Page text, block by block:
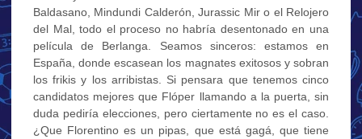
Baldasano, Mindundi Calderón, Jurassic Mir o el Relojero
del Mal, todo el proceso no habría desentonado en una
película de Berlanga. Seamos sinceros: estamos en
España, donde escasean los magnates exitosos y sobran
los frikis y los arribistas. Si pensara que tenemos cinco
candidatos mejores que Flóper llamando a la puerta, sin
duda pediría elecciones, pero ciertamente no es el caso.
¿Que Florentino es un pipas, que está gagá, que tiene